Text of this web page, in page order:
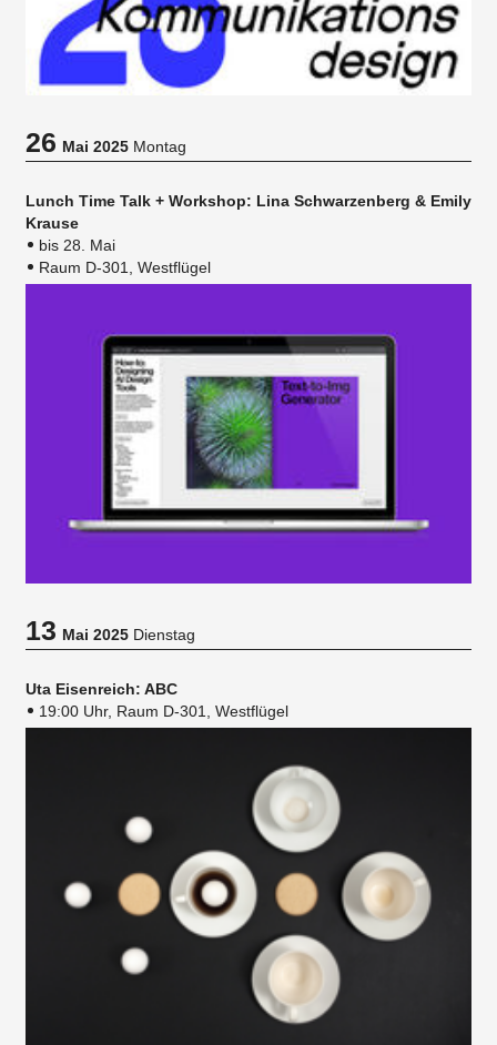
26Mai 2025 Montag
Lunch Time Talk + Workshop: Lina Schwarzenberg & Emily
Krause
bis 28. Mai
Raum D-301, Westflügel
13Mai 2025 Dienstag
Uta Eisenreich: ABC
19:00 Uhr, Raum D-301, Westflügel